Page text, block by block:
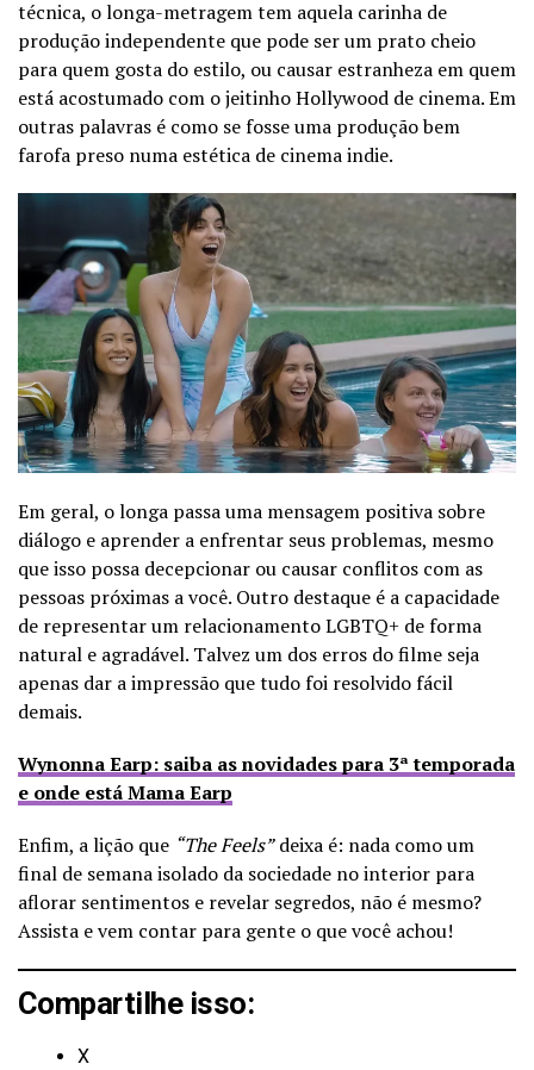
técnica, o longa-metragem tem aquela carinha de
produção independente que pode ser um prato cheio
para quem gosta do estilo, ou causar estranheza em quem
está acostumado com o jeitinho Hollywood de cinema. Em
outras palavras é como se fosse uma produção bem
farofa preso numa estética de cinema indie.
Em geral, o longa passa uma mensagem positiva sobre
diálogo e aprender a enfrentar seus problemas, mesmo
que isso possa decepcionar ou causar conflitos com as
pessoas próximas a você. Outro destaque é a capacidade
de representar um relacionamento LGBTQ+ de forma
natural e agradável. Talvez um dos erros do filme seja
apenas dar a impressão que tudo foi resolvido fácil
demais.
Wynonna Earp: saiba as novidades para 3ª temporada
e onde está Mama Earp
Enfim, a lição que “The Feels”deixa é: nada como um
final de semana isolado da sociedade no interior para
aflorar sentimentos e revelar segredos, não é mesmo?
Assista e vem contar para gente o que você achou!
Compartilhe isso:
X